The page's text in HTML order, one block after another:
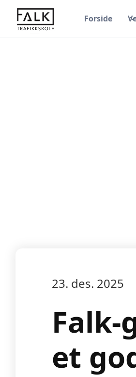
Forside
23. des. 2025
Falk-
et